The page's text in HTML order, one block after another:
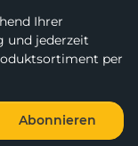
Ihrer
und jederzeit
per
Abonnieren